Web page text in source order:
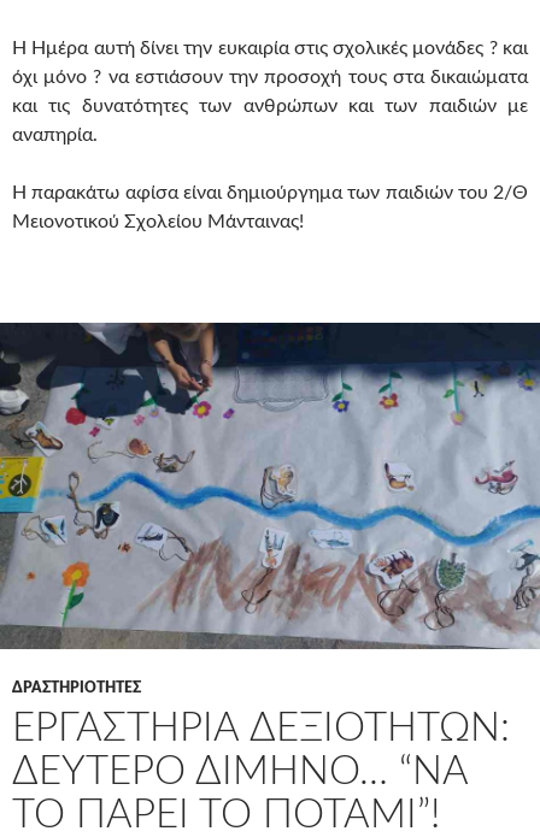
Η Ημέρα αυτή δίνει την ευκαιρία στις σχολικές μονάδες ? και
όχι μόνο ? να εστιάσουν την προσοχή τους στα δικαιώματα
και τις δυνατότητες των ανθρώπων και των παιδιών με
αναπηρία.
Η παρακάτω αφίσα είναι δημιούργημα των παιδιών του 2/Θ
Μειονοτικού Σχολείου Μάνταινας!
ΔΡΑΣΤΗΡΙΟΤΗΤΕΣ
ΕΡΓΑΣΤΉΡΙΑ ΔΕΞΙΟΤΉΤΩΝ:
ΔΕΎΤΕΡΟ ΔΊΜΗΝΟ… “ΝΑ
ΤΟ ΠΆΡΕΙ ΤΟ ΠΟΤΆΜΙ”!